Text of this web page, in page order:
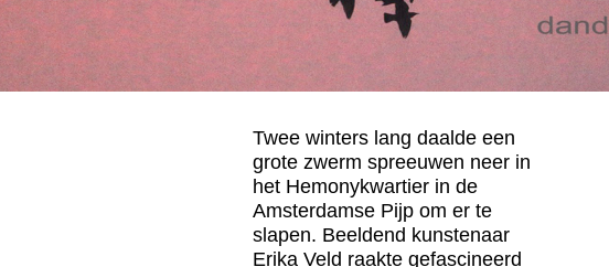
Twee winters lang daalde een
grote zwerm spreeuwen neer in
het Hemonykwartier in de
Amsterdamse Pijp om er te
slapen. Beeldend kunstenaar
Erika Veld raakte gefascineerd